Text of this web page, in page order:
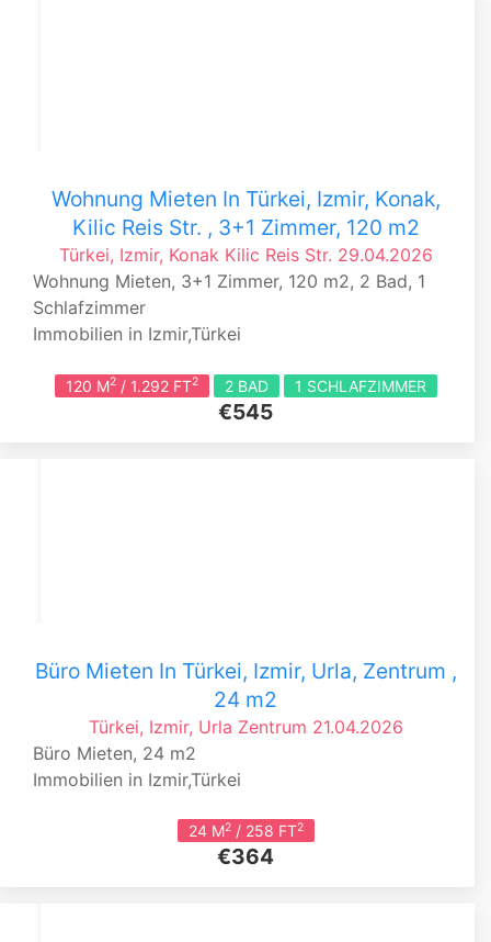
Wohnung Mieten In Türkei, Izmir, Konak,
Kilic Reis Str. , 3+1 Zimmer, 120 m2
Türkei, Izmir, Konak Kilic Reis Str. 29.04.2026
Wohnung Mieten, 3+1 Zimmer, 120 m2, 2 Bad, 1
Schlafzimmer
Immobilien in Izmir,Türkei
120 M2/ 1.292 FT2 2 BAD 1 SCHLAFZIMMER
€545
Büro Mieten In Türkei, Izmir, Urla, Zentrum ,
24 m2
Türkei, Izmir, Urla Zentrum 21.04.2026
Büro Mieten, 24 m2
Immobilien in Izmir,Türkei
24 M2/ 258 FT2
€364